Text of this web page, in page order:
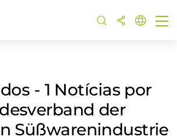
- 1 Notícias por
der
Süßwarenindustrie